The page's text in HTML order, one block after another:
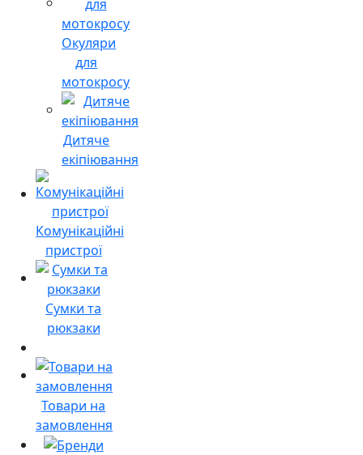
Окуляри
для
мотокросу
Дитяче
екіпіювання
Комунікаційні
пристрої
Сумки та
рюкзаки
Товари на
замовлення